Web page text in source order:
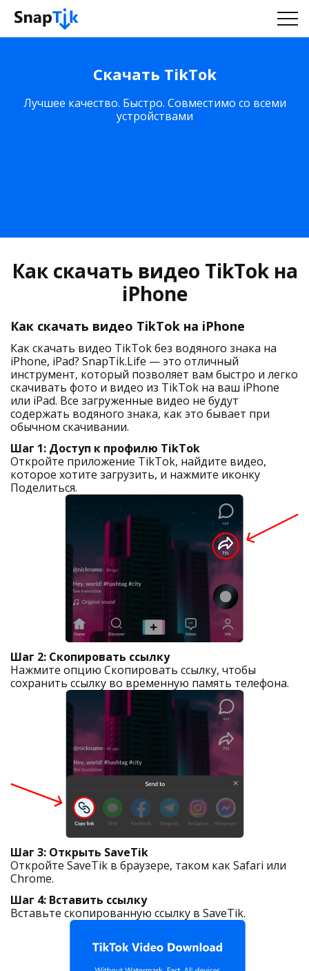
Скачать TikTok
Лучшее качество. Быстро. Совместимо со всеми
устройствами
Как скачать видео TikTok на
iPhone
Как скачать видео TikTok на iPhone
Как скачать видео TikTok без водяного знака на
iPhone, iPad? SnapTik.Life — это отличный
инструмент, который позволяет вам быстро и легко
скачивать фото и видео из TikTok на ваш iPhone
или iPad. Все загруженные видео не будут
содержать водяного знака, как это бывает при
обычном скачивании.
Шаг 1: Доступ к профилю TikTok
Откройте приложение TikTok, найдите видео,
которое хотите загрузить, и нажмите иконку
Поделиться.
Шаг 2: Скопировать ссылку
Нажмите опцию Скопировать ссылку, чтобы
сохранить ссылку во временную память телефона.
Шаг 3: Открыть SaveTik
Откройте SaveTik в браузере, таком как Safari или
Chrome.
Шаг 4: Вставить ссылку
Вставьте скопированную ссылку в SaveTik.